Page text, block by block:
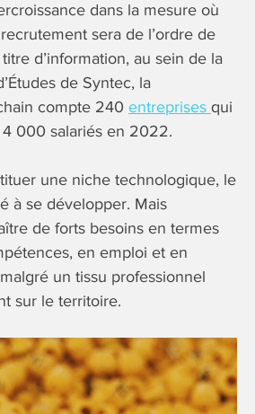
dans la mesure où
sera de l’ordre de
d’information, au sein de la
de Syntec, la
compte 240 entreprises qui
000 salariés en 2022.
une niche technologique, le
à se développer. Mais
de forts besoins en termes
en emploi et en
un tissu professionnel
sur le territoire.